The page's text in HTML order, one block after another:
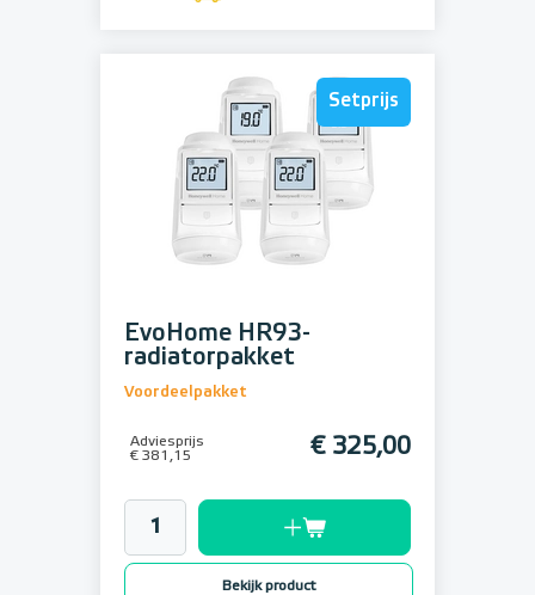
Setprijs
EvoHome HR93-
radiatorpakket
Voordeelpakket
Adviesprijs
€ 381,15
€ 325,00
Bekijk product